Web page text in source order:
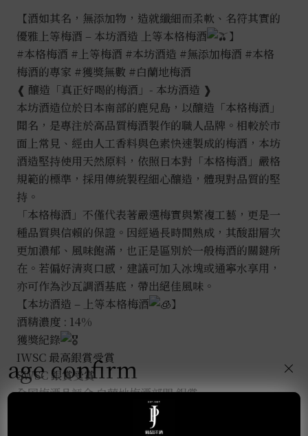
量
【酒如其名，無添加物，造就纖細而柔軟、名符其實的
優雅上等梅酒 – 本坊酒造 上等本格梅酒
】
#本格梅酒 #上等梅酒 #本坊酒造 #無添加梅酒 #本格
梅酒的專家 #獲獎無數 #白蘭地梅酒
❰ 釀造「真正好喝的梅酒」- 本坊酒造 ❱
本坊酒造位於日本南部的鹿兒島，以釀造「本格梅酒」
聞名，是專注於高品質梅酒製作的職人品牌。相較於市
面上常見、經由人工香料與色素快速製成的梅酒，本坊
酒造堅持使用天然原料，依照日本對「本格梅酒」嚴格
規範的標準，採用傳統製程細心釀造，體現對品質的堅
持。
「本格梅酒」不僅代表著嚴選梅實與繁複工藝，更是一
種品質與信賴的保證。因經過長時間熟成，其酸甜層次
更加濃郁、風味飽滿，也正是區別於一般梅酒的關鍵所
在。若偏好清爽口感，建議可加入冰塊或通寧水享用，
亦可作為沙瓦調酒基底，帶出絕佳風味。
【本坊酒造 – 上等本格梅酒
】
酒精濃度 : 14%
獲獎紀錄
IWSC 最高銀賞受賞
SWSC 銀賞受賞
全国梅酒品評会 白蘭地梅酒部門 銀賞
所謂「本格梅酒」，是指僅使用梅子、酒精與糖三種原
料釀製而成，不含任何香料、色素或酸味添加物，完全
age confirm ×